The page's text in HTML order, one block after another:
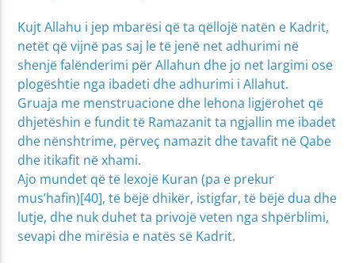
Kujt Allahu i jep mbarësi që ta qëllojë natën e Kadrit,
netët që vijnë pas saj le të jenë net adhurimi në
shenjë falënderimi për Allahun dhe jo net largimi ose
plogështie nga ibadeti dhe adhurimi i Allahut.
Gruaja me menstruacione dhe lehona ligjërohet që
dhjetëshin e fundit të Ramazanit ta ngjallin me ibadet
dhe nënshtrime, përveç namazit dhe tavafit në Qabe
dhe itikafit në xhami.
Ajo mundet që të lexojë Kuran (pa e prekur
mus’hafin)[40], të bëjë dhikër, istigfar, të bëjë dua dhe
lutje, dhe nuk duhet ta privojë veten nga shpërblimi,
sevapi dhe mirësia e natës së Kadrit.